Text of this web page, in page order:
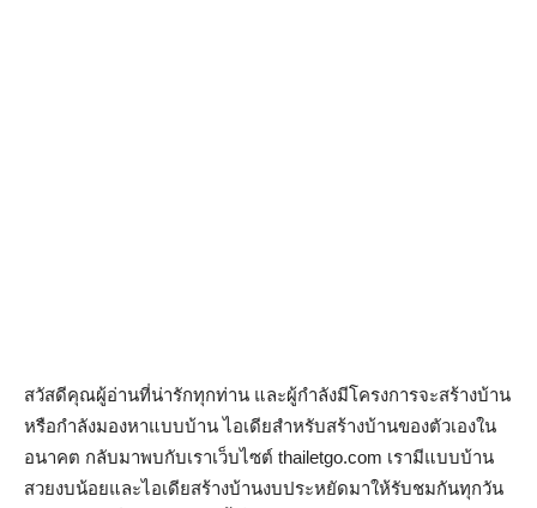
สวัสดีคุณผู้อ่านที่น่ารักทุกท่าน และผู้กำลังมีโครงการจะสร้างบ้าน
หรือกำลังมองหาแบบบ้าน ไอเดียสำหรับสร้างบ้านของตัวเองใน
อนาคต กลับมาพบกับเราเว็บไซต์ thailetgo.com เรามีแบบบ้าน
สวยงบน้อยและไอเดียสร้างบ้านงบประหยัดมาให้รับชมกันทุกวัน